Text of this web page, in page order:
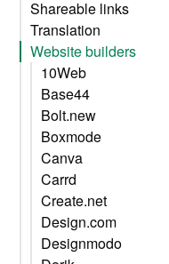
Shareable links
Translation
Website builders
10Web
Base44
Bolt.new
Boxmode
Canva
Carrd
Create.net
Design.com
Designmodo